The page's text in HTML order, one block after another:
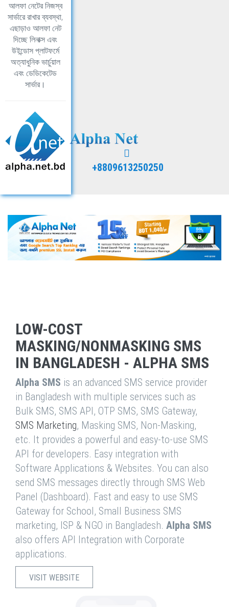
আলফা নেটের নিজস্ব
সার্ভারে রাখার ব্যবস্থা,
এছাড়াও আলফা নেট
দিচ্ছে লিনাক্স এবং
উইন্ডোস প্লাটফর্মে
অত্যাধুনিক ভার্চুয়াল
এবং ডেডিকেটেড
সার্ভার।
+8809613250250
LOW-COST
MASKING/NONMASKING SMS
IN BANGLADESH - ALPHA SMS
Alpha SMS is an advanced SMS service provider
in Bangladesh with multiple services such as
Bulk SMS, SMS API, OTP SMS, SMS Gateway,
SMS Marketing, Masking SMS, Non-Masking,
etc. It provides a powerful and easy-to-use SMS
API for developers. Easy integration with
Software Applications & Websites. You can also
send SMS messages directly through SMS Web
Panel (Dashboard). Fast and easy to use SMS
Gateway for School, Small Business SMS
marketing, ISP & NGO in Bangladesh. Alpha SMS
also offers API Integration with Corporate
applications.
VISIT WEBSITE